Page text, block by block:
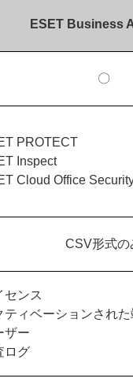
ESET Business
〇
PROTECT
Inspect
Cloud Office
CSV形式の
センス
ティベーションされ
ザー
ログ